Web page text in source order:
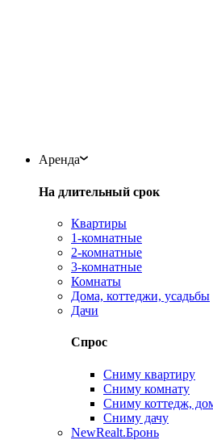
Аренда
На длительный срок
Квартиры
1-комнатные
2-комнатные
3-комнатные
Комнаты
Дома, коттеджи, усадьбы
Дачи
Спрос
Сниму квартиру
Сниму комнату
Сниму коттедж,
Сниму дачу
NewRealt.Бронь